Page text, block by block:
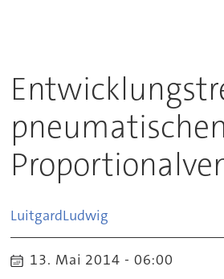
LuitgardLudwig
13. Mai 2014 - 06:00